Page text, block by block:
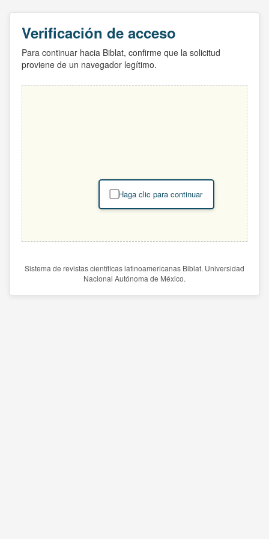
Verificación de acceso
Para continuar hacia Biblat, confirme que la solicitud
proviene de un navegador legítimo.
Haga clic para continuar
Sistema de revistas científicas latinoamericanas Biblat. Universidad
Nacional Autónoma de México.